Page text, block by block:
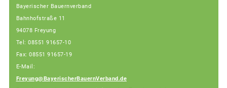
Bayerischer Bauernverband
Bahnhofstraße 11
94078 Freyung
Tel: 08551 91657-10
Fax: 08551 91657-19
E-Mail:
Freyung@BayerischerBauernVerband.de